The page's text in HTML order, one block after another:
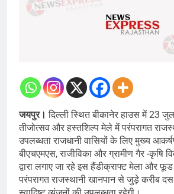
जयपुर।दिल्ली स्थित बीकानेर हाउस में 23
तीजोत्सव और हस्तशिल्प मेले में परंपरागत
उपलब्धता राजधानी वासियों के लिए मुख्य
बीएचएमएस, राजीविका और ग्रामीण गैर -कृषि
द्वारा लगाए जा रहे इस हैंडीक्राफ्ट मेला और
परंपरागत राजस्थानी खानपान से जुड़े करीब